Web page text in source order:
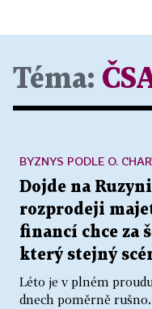
Téma:
Dojde na
rozprodeji
financí chce za
který stejný
Léto je v plném
dnech poměrně
BYZNYS PODLE O.